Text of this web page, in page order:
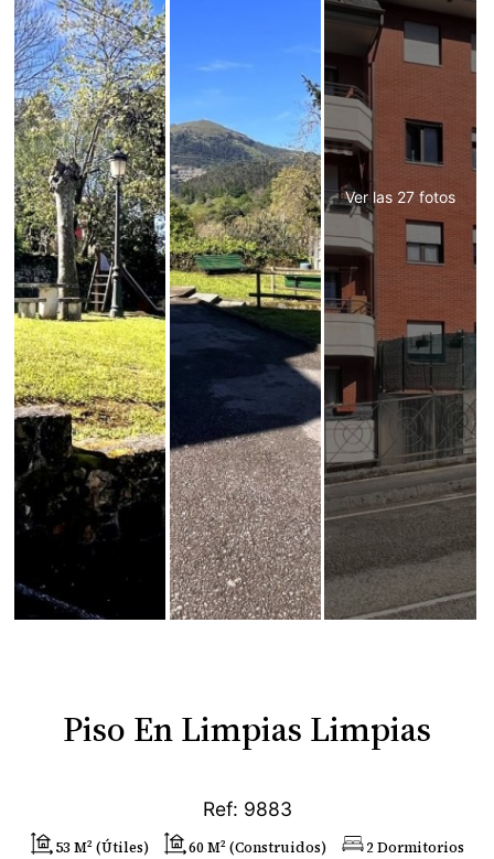
Ver las 27 fotos
Piso En Limpias Limpias
Ref: 9883
53 M² (útiles) 60 M² (construidos) 2 Dormitorios